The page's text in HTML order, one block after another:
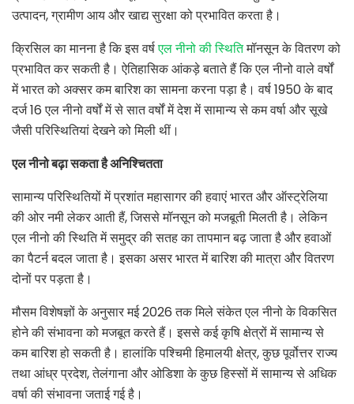
उत्पादन, ग्रामीण आय और खाद्य सुरक्षा को प्रभावित करता है।
क्रिसिल का मानना है कि इस वर्षएल नीनो की स्थितिमॉनसून के वितरण को
प्रभावित कर सकती है। ऐतिहासिक आंकड़े बताते हैं कि एल नीनो वाले वर्षों
में भारत को अक्सर कम बारिश का सामना करना पड़ा है। वर्ष 1950 के बाद
दर्ज 16 एल नीनो वर्षों में से सात वर्षों में देश में सामान्य से कम वर्षा और सूखे
जैसी परिस्थितियां देखने को मिली थीं।
एल नीनो बढ़ा सकता है अनिश्चितता
सामान्य परिस्थितियों में प्रशांत महासागर की हवाएं भारत और ऑस्ट्रेलिया
की ओर नमी लेकर आती हैं, जिससे मॉनसून को मजबूती मिलती है। लेकिन
एल नीनो की स्थिति में समुद्र की सतह का तापमान बढ़ जाता है और हवाओं
का पैटर्न बदल जाता है। इसका असर भारत में बारिश की मात्रा और वितरण
दोनों पर पड़ता है।
मौसम विशेषज्ञों के अनुसार मई 2026 तक मिले संकेत एल नीनो के विकसित
होने की संभावना को मजबूत करते हैं। इससे कई कृषि क्षेत्रों में सामान्य से
कम बारिश हो सकती है। हालांकि पश्चिमी हिमालयी क्षेत्र, कुछ पूर्वोत्तर राज्य
तथा आंध्र प्रदेश, तेलंगाना और ओडिशा के कुछ हिस्सों में सामान्य से अधिक
वर्षा की संभावना जताई गई है।